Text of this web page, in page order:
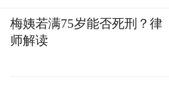
梅姨若满75岁能否死刑？律
师解读